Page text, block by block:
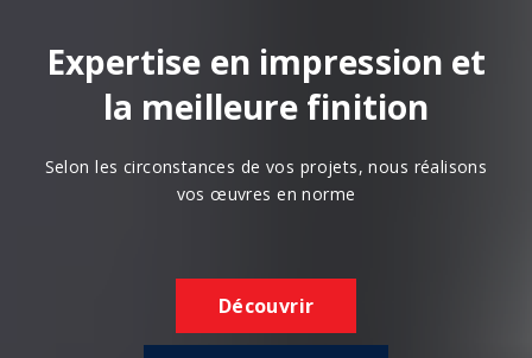
Expertise en impression et
la meilleure finition
Selon les circonstances de vos projets, nous réalisons
vos œuvres en norme
Découvrir